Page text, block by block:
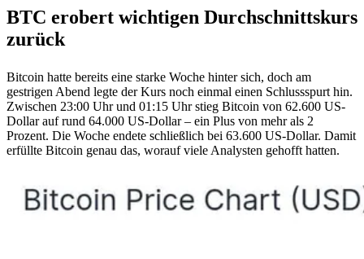
BTC erobert wichtigen Durchschnittskurs
zurück
Bitcoin hatte bereits eine starke Woche hinter sich, doch am
gestrigen Abend legte der Kurs noch einmal einen Schlussspurt hin.
Zwischen 23:00 Uhr und 01:15 Uhr stieg Bitcoin von 62.600 US-
Dollar auf rund 64.000 US-Dollar – ein Plus von mehr als 2
Prozent. Die Woche endete schließlich bei 63.600 US-Dollar. Damit
erfüllte Bitcoin genau das, worauf viele Analysten gehofft hatten.